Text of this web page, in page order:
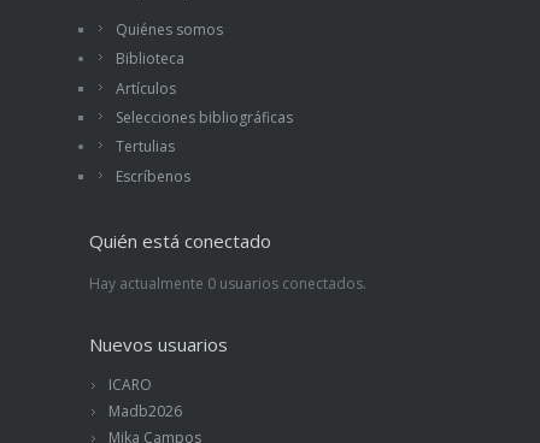
Quiénes somos
Biblioteca
Artículos
Selecciones bibliográficas
Tertulias
Escríbenos
Quién está conectado
Hay actualmente 0 usuarios conectados.
Nuevos usuarios
ICARO
Madb2026
Mika Campos